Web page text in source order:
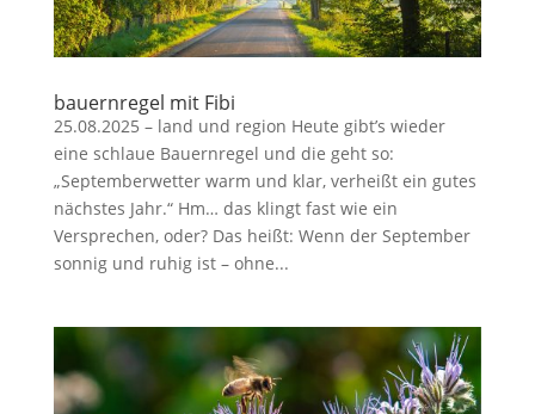
bauernregel mit Fibi
25.08.2025 – land und region Heute gibt’s wieder
eine schlaue Bauernregel und die geht so:
„Septemberwetter warm und klar, verheißt ein gutes
nächstes Jahr.“ Hm… das klingt fast wie ein
Versprechen, oder? Das heißt: Wenn der September
sonnig und ruhig ist – ohne...